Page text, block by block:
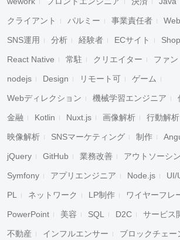
クライアント パルミー 事業責任者
SNS運用 分析 経験者 ECサイト
React Native 常駐 クリエイター ファン
nodejs Design リモート可 ゲーム
Webディレクション 機械学習エンジニア
金融 Kotlin Nuxt.js 画像解析 行動解析
映像解析 SNSマーケティング 制作
jQuery GitHub 業務改善 アウトソーシ
Symfony アプリエンジニア Node.js UI/
PL ネットワーク LP制作 ワイヤーフレ
PowerPoint 美容 SQL D2C サービス
不動産 インフルエンサー ブロックチェー